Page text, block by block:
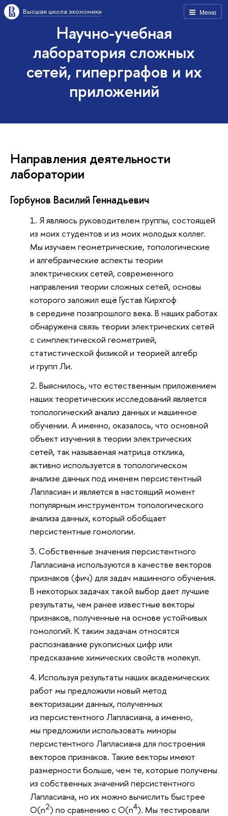
Меню
Высшая школа экономики
Научно-учебная
лаборатория сложных
сетей, гиперграфов и их
приложений
Направления деятельности
лаборатории
Горбунов Василий Геннадьевич
Я являюсь руководителем группы, состоящей
из моих студентов и из моих молодых коллег.
Мы изучаем геометрические, топологические
и алгебраические аспекты теории
электрических сетей, современного
направления теории сложных сетей, основы
которого заложил ещё Густав Кирхгоф
в середине позапрошлого века. В наших работах
обнаружена связь теории электрических сетей
с симплектической геометрией,
статистической физикой и теорией алгебр
и групп Ли.
Выяснилось, что естественным приложением
наших теоретических исследований является
топологический анализ данных и машинное
обучении. А именно, оказалось, что основной
объект изучения в теории электрических
сетей, так называемая матрица отклика,
активно используется в топологическом
анализе данных под именем персистентный
Лапласиан и является в настоящий момент
популярным инструментом топологического
анализа данных, который обобщает
персистентные гомологии.
Собственные значения персистентного
Лапласиана используются в качестве векторов
признаков (фич) для задач машинного обучения.
В некоторых задачах такой выбор дает лучшие
результаты, чем ранее известные векторы
признаков, полученные на основе устойчивых
гомологий. К таким задачам относятся
распознавание рукописных цифр или
предсказание химических свойств молекул.
Используя результаты наших академических
работ мы предложили новый метод
векторизации данных, полученных
из персистентного Лапласиана, а именно,
мы предложили использовать миноры
персистентного Лапласиана для построения
векторов признаков. Такие векторы имеют
размерности больше, чем те, которые получены
из собственных значений персистентного
Лапласиана, но их можно вычислить быстрее
O(n2) по сравнению с O(n4). Мы тестировали